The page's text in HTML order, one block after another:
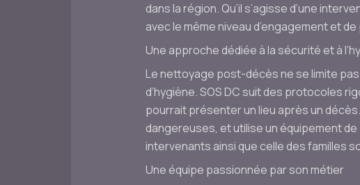
dans la région. Qu’il s’agisse d’une
avec le même niveau d’engagement et
Une approche dédiée à la sécurité et à
Le nettoyage post-décès ne se limite
d’hygiène. SOS DC suit des protocoles
pourrait présenter un lieu après un
dangereuses, et utilise un équipement
intervenants ainsi que celle des familles
Une équipe passionnée par son métier